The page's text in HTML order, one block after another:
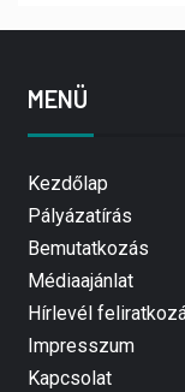
MENÜ
Kezdőlap
Pályázatírás
Bemutatkozás
Médiaajánlat
Hírlevél
Impresszum
Kapcsolat